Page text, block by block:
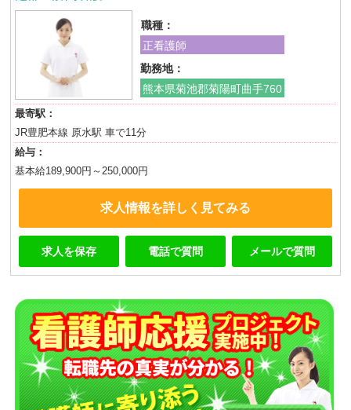
職種：
正看護師
勤務地：
熊本県菊池郡菊陽町曲手760
最寄駅：
JR豊肥本線 原水駅 車で11分
給与：
基本給189,900円～250,000円
求人情報を詳しく見てみる
求人を保存 電話で質問 メールで質問